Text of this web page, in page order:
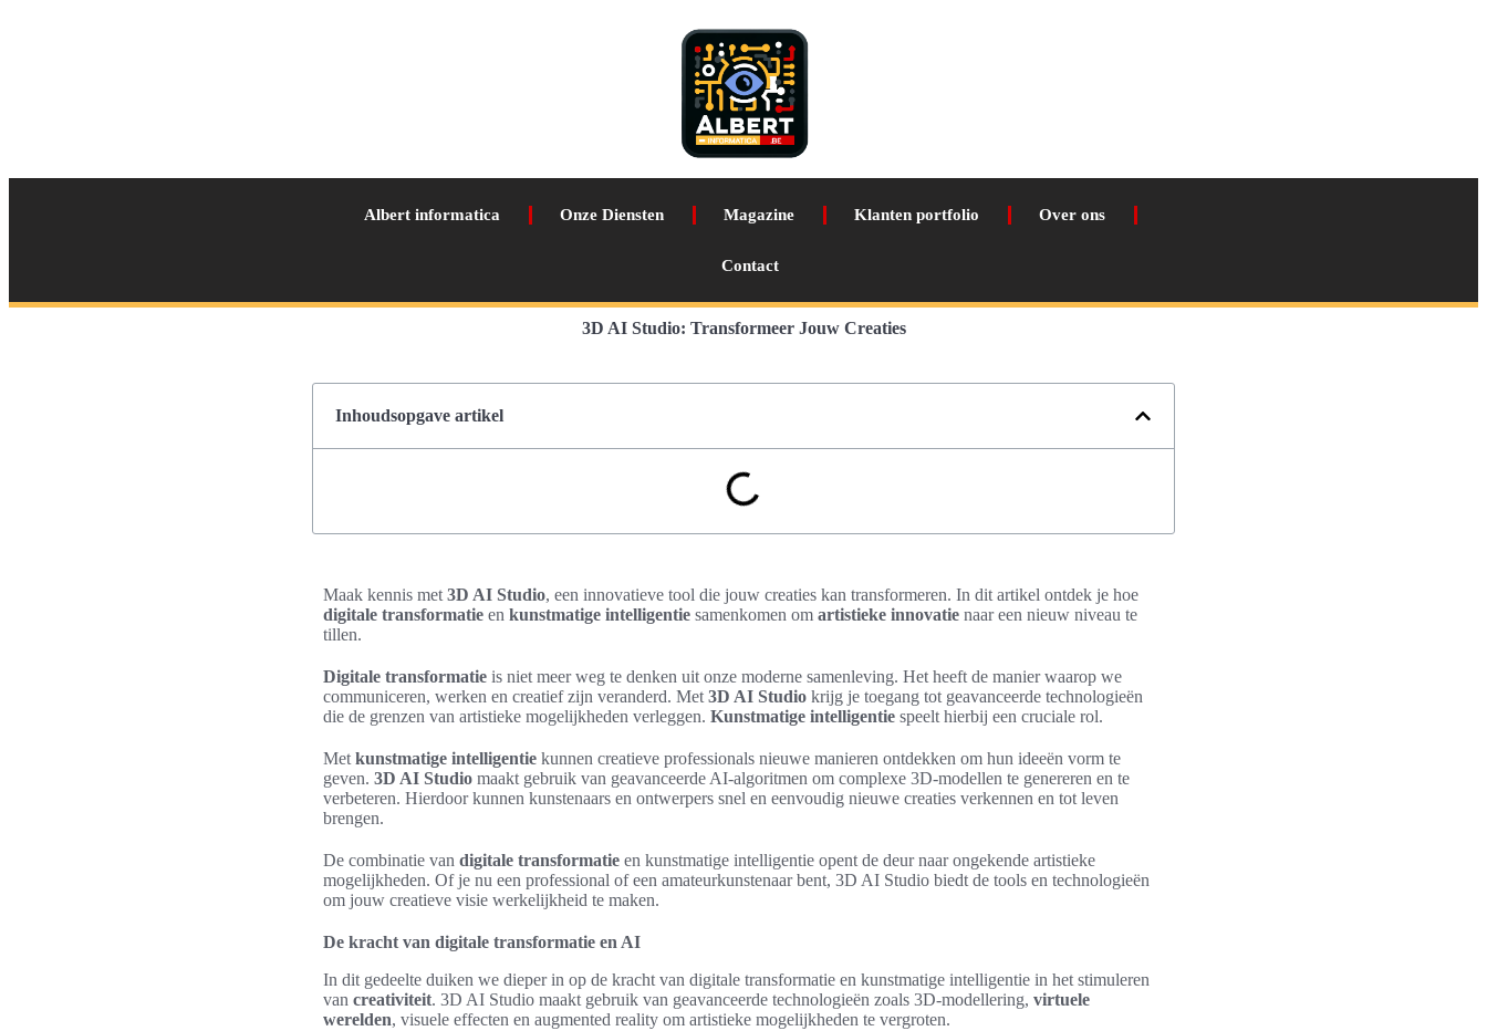
Albert informatica Onze Diensten Magazine Klanten portfolio Over ons
Contact
3D AI Studio: Transformeer Jouw Creaties
Inhoudsopgave artikel
Maak kennis met 3D AI Studio, een innovatieve tool die jouw creaties kan transformeren. In dit artikel ontdek je hoe
digitale transformatie en kunstmatige intelligentie samenkomen om artistieke innovatie naar een nieuw niveau te
tillen.
Digitale transformatie is niet meer weg te denken uit onze moderne samenleving. Het heeft de manier waarop we
communiceren, werken en creatief zijn veranderd. Met 3D AI Studio krijg je toegang tot geavanceerde technologieën
die de grenzen van artistieke mogelijkheden verleggen. Kunstmatige intelligentie speelt hierbij een cruciale rol.
Met kunstmatige intelligentie kunnen creatieve professionals nieuwe manieren ontdekken om hun ideeën vorm te
geven. 3D AI Studio maakt gebruik van geavanceerde AI-algoritmen om complexe 3D-modellen te genereren en te
verbeteren. Hierdoor kunnen kunstenaars en ontwerpers snel en eenvoudig nieuwe creaties verkennen en tot leven
brengen.
De combinatie van digitale transformatie en kunstmatige intelligentie opent de deur naar ongekende artistieke
mogelijkheden. Of je nu een professional of een amateurkunstenaar bent, 3D AI Studio biedt de tools en technologieën
om jouw creatieve visie werkelijkheid te maken.
De kracht van digitale transformatie en AI
In dit gedeelte duiken we dieper in op de kracht van digitale transformatie en kunstmatige intelligentie in het stimuleren
van creativiteit. 3D AI Studio maakt gebruik van geavanceerde technologieën zoals 3D-modellering, virtuele
werelden, visuele effecten en augmented reality om artistieke mogelijkheden te vergroten.